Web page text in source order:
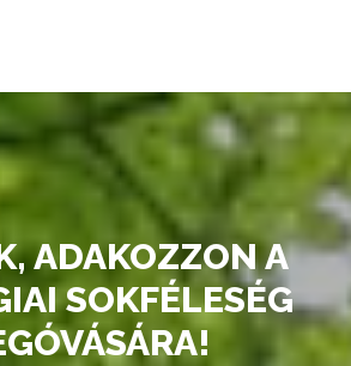
ADAKOZZON A
SOKFÉLESÉG